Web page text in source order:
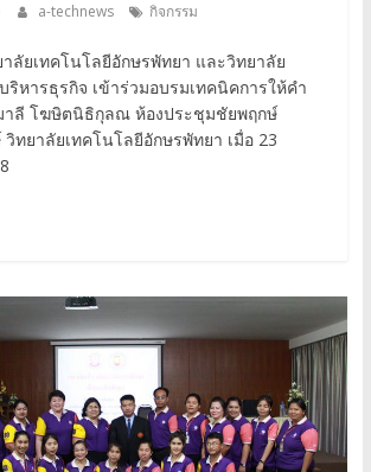
a-technews กิจกรรม
ลัยเทคโนโลยีอักษรพัทยา และวิทยาลัย
ริหารธุรกิจ เข้าร่วมอบรมเทคนิคการให้คำ
าลี โฆษิตนิธิกุลณ ห้องประชุมชัยพฤกษ์
ทยาลัยเทคโนโลยีอักษรพัทยา เมื่อ 23